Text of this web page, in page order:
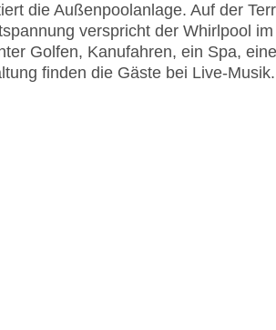
die Außenpoolanlage. Auf der
verspricht der Whirlpool
Golfen, Kanufahren, ein Spa,
finden die Gäste bei Live-Musik.